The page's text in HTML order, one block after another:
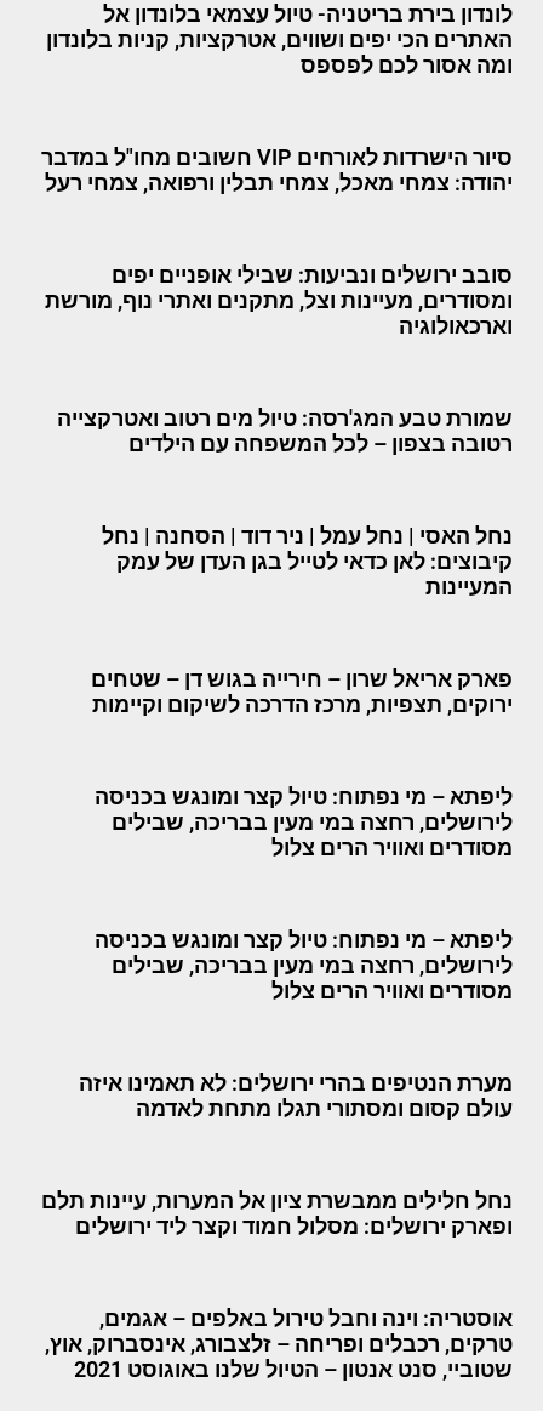
לונדון בירת בריטניה- טיול עצמאי בלונדון אל
האתרים הכי יפים ושווים, אטרקציות, קניות בלונדון
ומה אסור לכם לפספס
סיור הישרדות לאורחים VIP חשובים מחו"ל במדבר
יהודה: צמחי מאכל, צמחי תבלין ורפואה, צמחי רעל
סובב ירושלים ונביעות: שבילי אופניים יפים
ומסודרים, מעיינות וצל, מתקנים ואתרי נוף, מורשת
וארכאולוגיה
שמורת טבע המג'רסה: טיול מים רטוב ואטרקצייה
רטובה בצפון – לכל המשפחה עם הילדים
נחל האסי | נחל עמל | ניר דוד | הסחנה | נחל
קיבוצים: לאן כדאי לטייל בגן העדן של עמק
המעיינות
פארק אריאל שרון – חירייה בגוש דן – שטחים
ירוקים, תצפיות, מרכז הדרכה לשיקום וקיימות
ליפתא – מי נפתוח: טיול קצר ומונגש בכניסה
לירושלים, רחצה במי מעין בבריכה, שבילים
מסודרים ואוויר הרים צלול
ליפתא – מי נפתוח: טיול קצר ומונגש בכניסה
לירושלים, רחצה במי מעין בבריכה, שבילים
מסודרים ואוויר הרים צלול
מערת הנטיפים בהרי ירושלים: לא תאמינו איזה
עולם קסום ומסתורי תגלו מתחת לאדמה
נחל חלילים ממבשרת ציון אל המערות, עיינות תלם
ופארק ירושלים: מסלול חמוד וקצר ליד ירושלים
אוסטריה: וינה וחבל טירול באלפים – אגמים,
טרקים, רכבלים ופריחה – זלצבורג, אינסברוק, אוץ,
שטוביי, סנט אנטון – הטיול שלנו באוגוסט 2021